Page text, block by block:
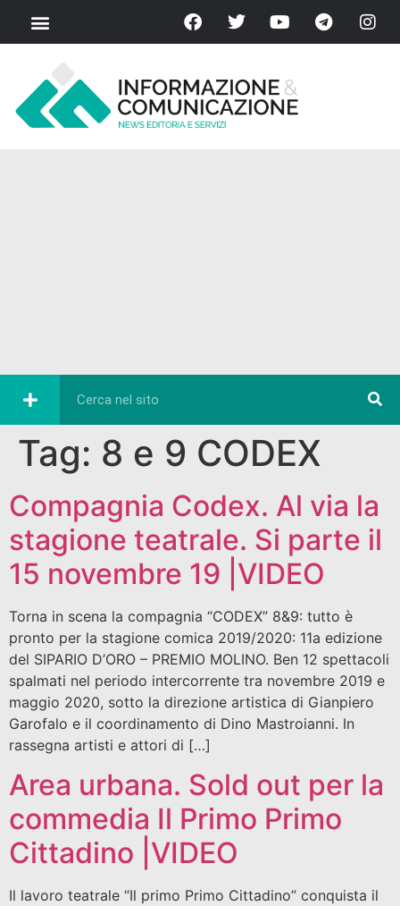
Tag: 8 e 9 CODEX
Compagnia Codex. Al via la
stagione teatrale. Si parte il
15 novembre 19 |VIDEO
Torna in scena la compagnia “CODEX” 8&9: tutto è
pronto per la stagione comica 2019/2020: 11a edizione
del SIPARIO D’ORO – PREMIO MOLINO. Ben 12 spettacoli
spalmati nel periodo intercorrente tra novembre 2019 e
maggio 2020, sotto la direzione artistica di Gianpiero
Garofalo e il coordinamento di Dino Mastroianni. In
rassegna artisti e attori di […]
Area urbana. Sold out per la
commedia Il Primo Primo
Cittadino |VIDEO
Il lavoro teatrale “Il primo Primo Cittadino” conquista il